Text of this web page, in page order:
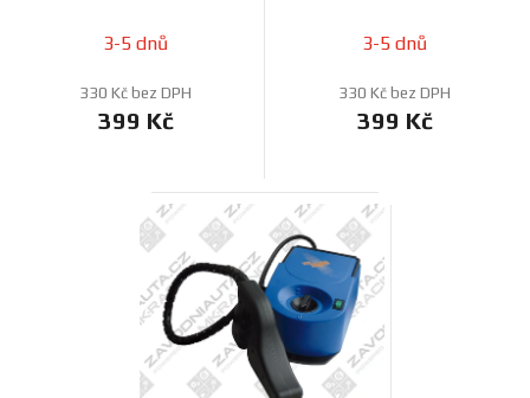
3-5 dnů
330 Kč bez DPH
399 Kč
3-5 dnů
330 Kč bez DPH
399 Kč